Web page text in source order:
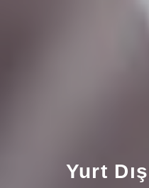
Yurt